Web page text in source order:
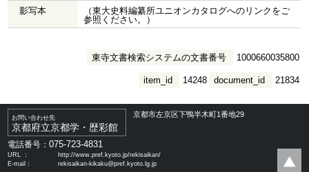
影写本
（東大史料編纂所ユニオンカタログへのリンクをご
参照ください。）
東寺文書検索システムの文書番号 1000660035800
document_id 21834
item_id 14248
お問い合わせ先
京都府立京都学・歴彩館
京都市左京区下鴨半木町1番地29
電話番号：075-723-4831
URL ：
http://www.pref.kyoto.jp/rekisaikan/
E-mail：
rekisaikan-kikaku@pref.kyoto.lg.jp